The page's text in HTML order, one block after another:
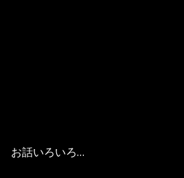
お話いろいろ…